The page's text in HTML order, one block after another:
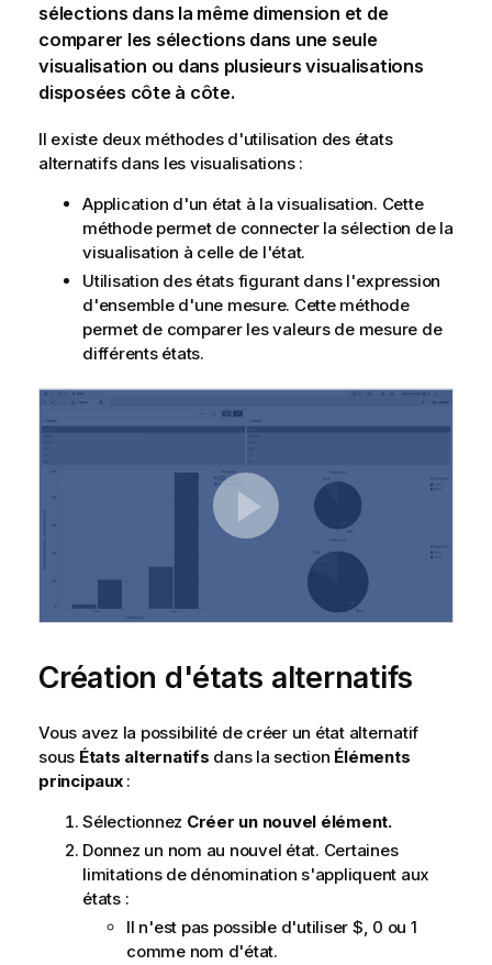
sélections dans la même dimension et de
comparer les sélections dans une seule
visualisation ou dans plusieurs visualisations
disposées côte à côte.
Il existe deux méthodes d'utilisation des états
alternatifs dans les visualisations :
Application d'un état à la visualisation. Cette
méthode permet de connecter la sélection de la
visualisation à celle de l'état.
Utilisation des états figurant dans l'expression
d'ensemble d'une mesure. Cette méthode
permet de comparer les valeurs de mesure de
différents états.
Création d'états alternatifs
Vous avez la possibilité de créer un état alternatif
sous États alternatifs dans la section Éléments
principaux:
Sélectionnez Créer un nouvel élément.
Donnez un nom au nouvel état. Certaines
limitations de dénomination s'appliquent aux
états :
Il n'est pas possible d'utiliser $, 0 ou 1
comme nom d'état.